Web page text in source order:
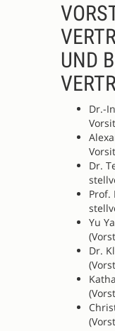
UND
Dr.-
Dr.
Prof.
Yu
Dr.